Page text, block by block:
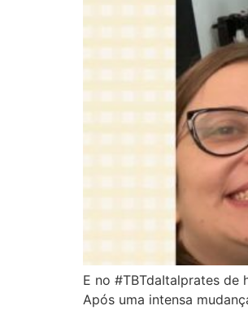
E no #TBTdaItalprates de
Após uma intensa